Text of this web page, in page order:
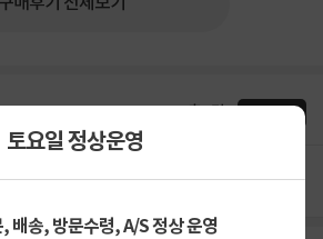
토요일 정상운영
배송, 방문수령, A/S 정상 운영
총 0건
된 Q&A가 없습니다.